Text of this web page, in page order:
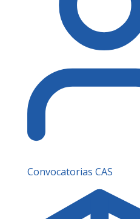
Convocatorias CAS